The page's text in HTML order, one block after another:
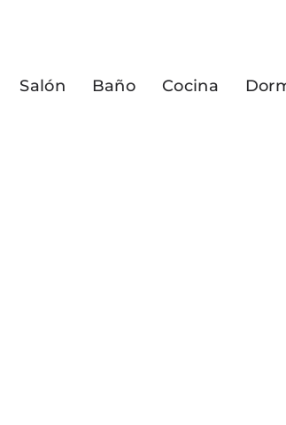
Salón Baño Cocina